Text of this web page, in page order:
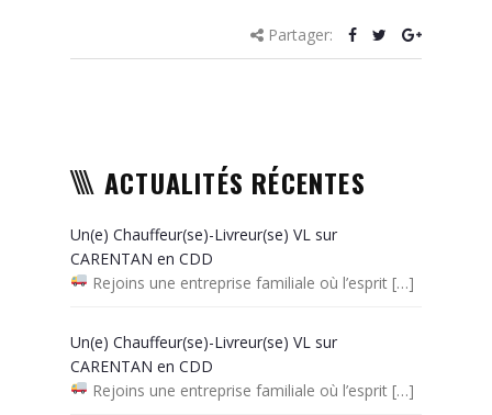
Partager:
ACTUALITÉS RÉCENTES
Un(e) Chauffeur(se)-Livreur(se) VL sur
CARENTAN en CDD
Rejoins une entreprise familiale où l’esprit […]
Un(e) Chauffeur(se)-Livreur(se) VL sur
CARENTAN en CDD
Rejoins une entreprise familiale où l’esprit […]